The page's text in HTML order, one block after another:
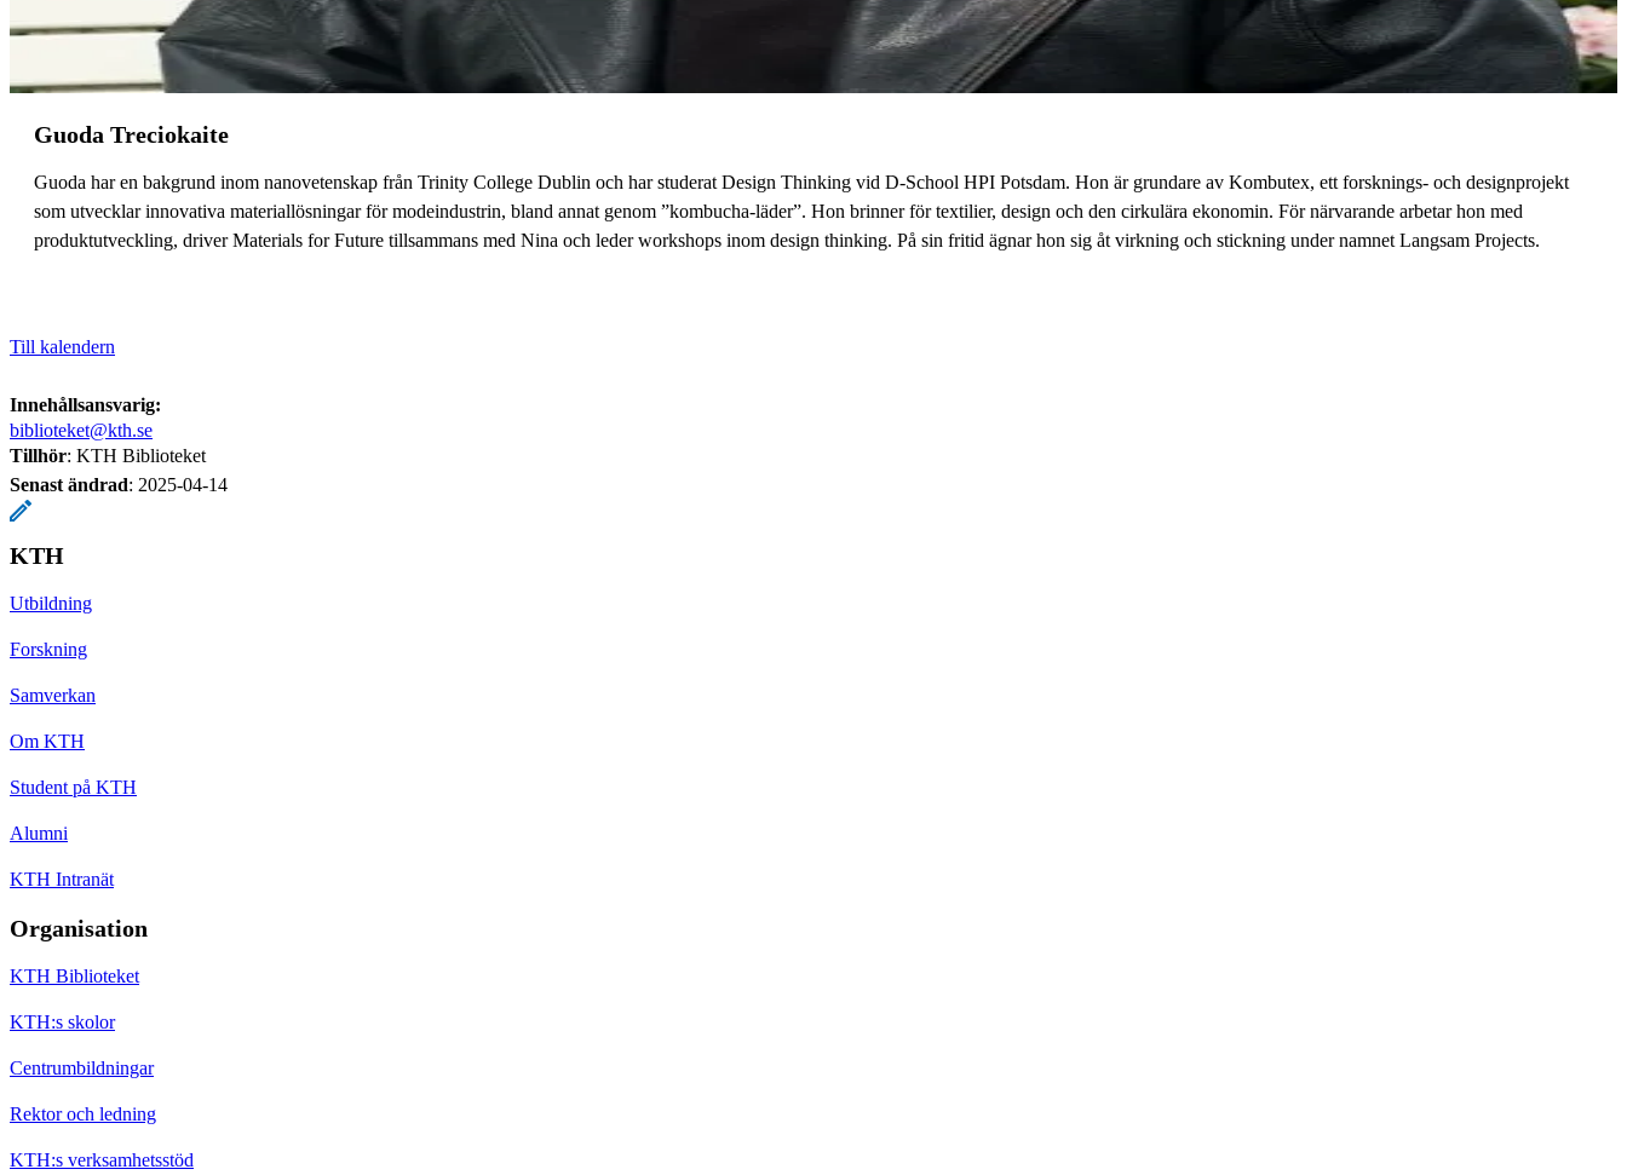
Guoda Treciokaite
Guoda har en bakgrund inom nanovetenskap från Trinity College Dublin och har studerat Design Thinking vid D-School HPI Potsdam. Hon är grundare av Kombutex, ett forsknings- och designprojekt
som utvecklar innovativa materiallösningar för modeindustrin, bland annat genom ”kombucha-läder”. Hon brinner för textilier, design och den cirkulära ekonomin. För närvarande arbetar hon med
produktutveckling, driver Materials for Future tillsammans med Nina och leder workshops inom design thinking. På sin fritid ägnar hon sig åt virkning och stickning under namnet Langsam Projects.
Till kalendern
Innehållsansvarig:
biblioteket@kth.se
Tillhör: KTH Biblioteket
Senast ändrad: 2025-04-14
KTH
Utbildning
Forskning
Samverkan
Om KTH
Student på KTH
Alumni
KTH Intranät
Organisation
KTH Biblioteket
KTH:s skolor
Centrumbildningar
Rektor och ledning
KTH:s verksamhetsstöd